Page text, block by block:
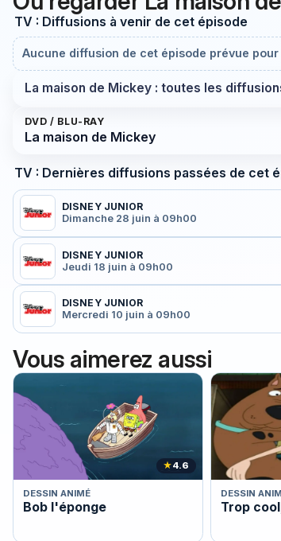
TV : Diffusions à venir de cet épisode
Aucune diffusion de cet épisode prévue
La maison de Mickey : toutes les
DVD / BLU-RAY
La maison de Mickey
TV : Dernières diffusions passées de cet
DISNEY JUNIOR
Dimanche 28 juin à 09h00
DISNEY JUNIOR
Jeudi 18 juin à 09h00
DISNEY JUNIOR
Mercredi 10 juin à 09h00
Vous aimerez aussi
★4.6
DESSIN ANIMÉ
Bob l'éponge
DESSIN
Trop